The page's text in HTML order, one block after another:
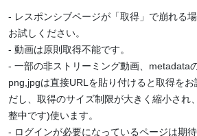
- レスポンシブページが「取得」で崩れる
お試しください。
- 動画は原則取得不能です。
- 一部の非ストリーミング動画、metadata
png,jpgは直接URLを貼り付けると取得を
だし、取得のサイズ制限が大きく縮小され
整中です)使います。
- ログインが必要になっているページは期